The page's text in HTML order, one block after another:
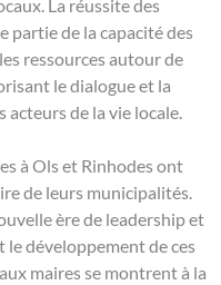
La réussite des
partie de la capacité des
ressources autour de
le dialogue et la
de la vie locale.
à Ols et Rinhodes ont
de leurs municipalités.
ère de leadership et
le développement de ces
maires se montrent à la